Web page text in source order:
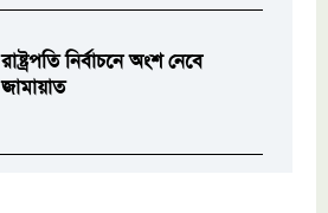
রাষ্ট্রপতি নির্বাচনে অংশ নেবে
জামায়াত